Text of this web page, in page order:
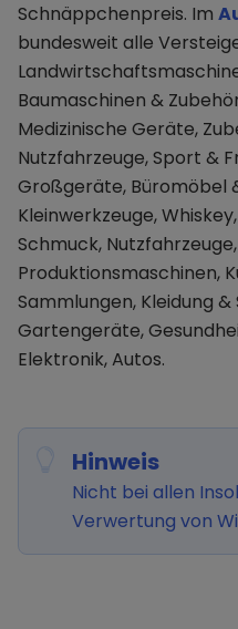
Schnäppchenpreis. Im
bundesweit alle
Baumaschinen &
Medizinische Geräte,
Nutzfahrzeuge, Sport &
Großgeräte, Büromöbel
Kleinwerkzeuge,
Schmuck,
Produktionsmaschinen,
Sammlungen, Kleidung
Gartengeräte,
Elektronik, Autos.
Hinweis
Nicht bei allen
Verwertung von